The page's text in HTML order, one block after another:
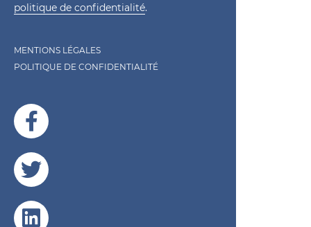
politique de confidentialité.
MENTIONS LÉGALES
POLITIQUE DE CONFIDENTIALITÉ